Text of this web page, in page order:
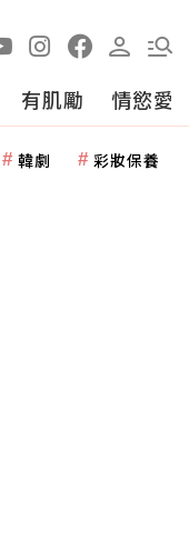
有肌勵 情慾愛
韓劇 彩妝保養